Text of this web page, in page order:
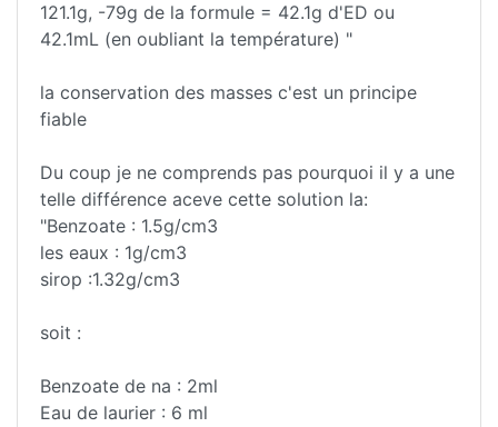
121.1g, -79g de la formule = 42.1g d'ED ou
42.1mL (en oubliant la température) "
la conservation des masses c'est un principe
fiable
Du coup je ne comprends pas pourquoi il y a une
telle différence aceve cette solution la:
"Benzoate : 1.5g/cm3
les eaux : 1g/cm3
sirop :1.32g/cm3
soit :
Benzoate de na : 2ml
Eau de laurier : 6 ml